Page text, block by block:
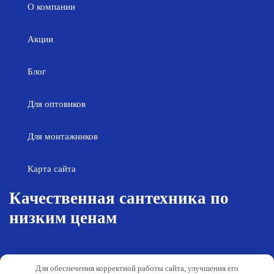
О компании
Акции
Блог
Для оптовиков
Для монтажников
Карта сайта
Качественная сантехника по
низким ценам
Для обеспечения корректной работы сайта, улучшения его